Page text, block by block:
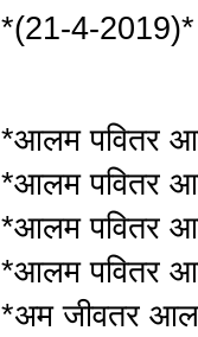
*(21-4-2019)*
*आलम पवितर
*आलम पवितर
*आलम पवितर
*आलम पवितर
*अम जीवतर